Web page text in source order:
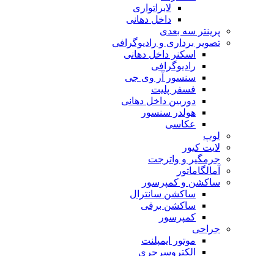
لابراتواری
داخل دهانی
پرینتر سه بعدی
تصویر برداری و رادیوگرافی
اسکنر داخل دهانی
رادیوگرافی
سنسور آر وی جی
فسفر پلیت
دوربین داخل دهانی
هولدر سنسور
عکاسی
لوپ
لایت کیور
جرمگیر و واترجت
آمالگاماتور
ساکشن و کمپرسور
ساکشن سانترال
ساکشن برقی
کمپرسور
جراحی
موتور ایمپلنت
الکتروسرجری